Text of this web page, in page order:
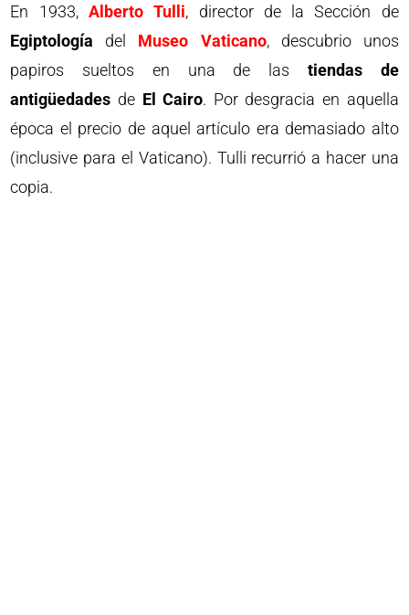
En 1933, Alberto Tulli, director de la Sección de
Egiptología del Museo Vaticano, descubrio unos
papiros sueltos en una de las tiendas de
antigüedades de El Cairo. Por desgracia en aquella
época el precio de aquel artículo era demasiado alto
(inclusive para el Vaticano). Tulli recurrió a hacer una
copia.